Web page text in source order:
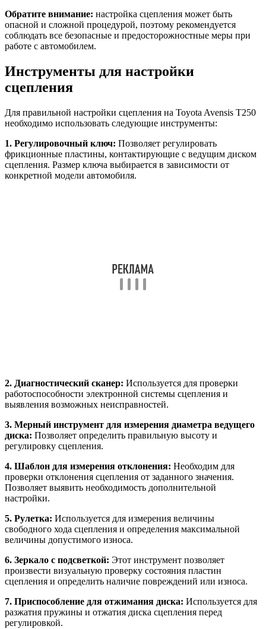
Обратите внимание: настройка сцепления может быть
опасной и сложной процедурой, поэтому рекомендуется
соблюдать все безопасные и предосторожностные меры при
работе с автомобилем.
Инструменты для настройки
сцепления
Для правильной настройки сцепления на Toyota Avensis T250
необходимо использовать следующие инструменты:
1. Регулировочный ключ: Позволяет регулировать
фрикционные пластины, контактирующие с ведущим диском
сцепления. Размер ключа выбирается в зависимости от
конкретной модели автомобиля.
2. Диагностический сканер: Используется для проверки
работоспособности электронной системы сцепления и
выявления возможных неисправностей.
3. Мерный инструмент для измерения диаметра ведущего
диска: Позволяет определить правильную высоту и
регулировку сцепления.
4. Шаблон для измерения отклонения: Необходим для
проверки отклонения сцепления от заданного значения.
Позволяет выявить необходимость дополнительной
настройки.
5. Рулетка: Используется для измерения величины
свободного хода сцепления и определения максимальной
величины допустимого износа.
6. Зеркало с подсветкой: Этот инструмент позволяет
произвести визуальную проверку состояния пластин
сцепления и определить наличие повреждений или износа.
7. Приспособление для отжимания диска: Используется для
разжатия пружины и отжатия диска сцепления перед
регулировкой.